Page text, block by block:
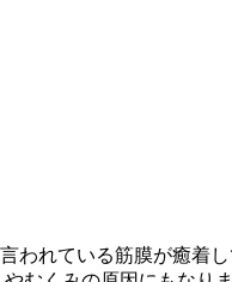
われている筋膜が癒着